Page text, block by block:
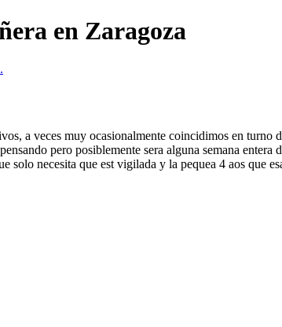
en Zaragoza
a veces muy ocasionalmente coincidimos en
pero posiblemente sera alguna semana entera
solo necesita que est vigilada y la pequea 4 aos que